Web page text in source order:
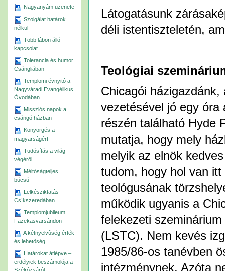
Nagyanyám üzenete
Szolgálat határok
nélkül
Több lábon álló
kapcsolat
Tolerancia és humor
Csángliában
Templomi évnyitó a
Nagyváradi Evangélikus
Óvodában
Missziós napok a
csángó házban
Könyörgés a
magyarságért
Tudósítás a világ
végéről
Méltóságteljes
búcsú
Lelkésziktatás
Csíkszeredában
Templomjubileum
Fazekasvarsándon
A kétnyelvûség érték
és lehetõség
Határokat átlépve –
erdélyiek beszámolója a
Látogatásunk
déli istentiszteletén,
Teológiai
Chicagói
vezetésével jó egy óra
részén található Hyde
mutatja, hogy mely
melyik az elnök
tudom, hogy hol van itt
teológusának
működik ugyanis a
felekezeti
(LSTC). Nem kevés
1985/86-os tanévben
intézménynek. Azóta